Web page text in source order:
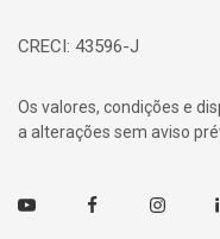
CRECI: 43596-J
Os valores, condições e
a alterações sem aviso
Youtube Facebook